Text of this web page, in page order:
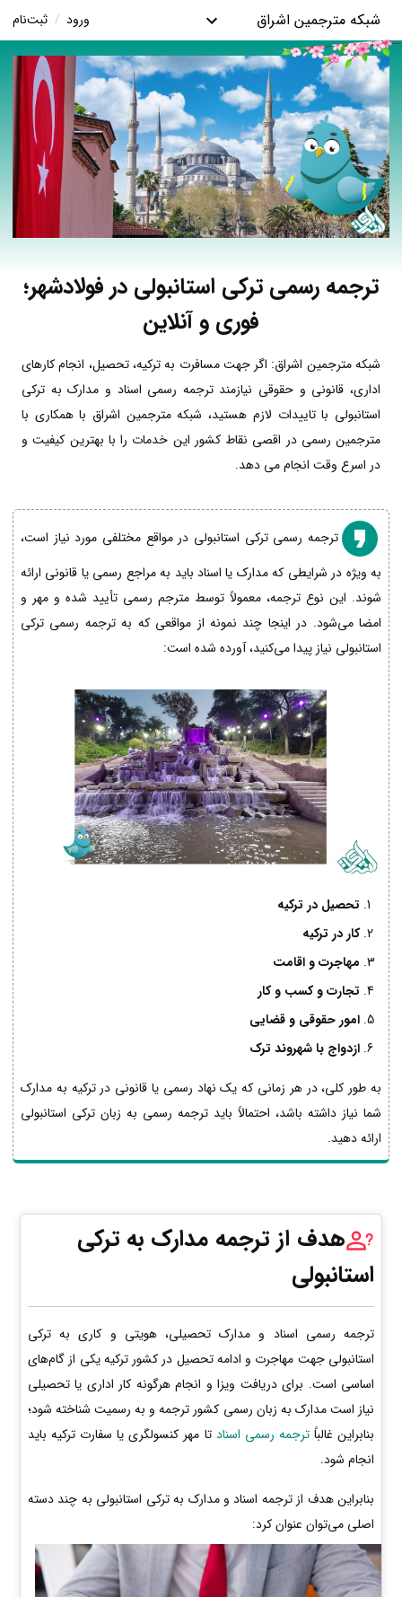
شبکه مترجمین اشراق ورود / ثبت‌نام
ترجمه رسمی ترکی استانبولی در فولادشهر؛
فوری و آنلاین
شبکه مترجمین اشراق: اگر جهت مسافرت به ترکیه، تحصیل، انجام کارهای
اداری، قانونی و حقوقی نیازمند ترجمه رسمی اسناد و مدارک به ترکی
استانبولی با تاییدات لازم هستید، شبکه مترجمین اشراق با همکاری با
مترجمین رسمی در اقصی نقاط کشور این خدمات را با بهترین کیفیت و
در اسرع وقت انجام می دهد.
ترجمه رسمی ترکی استانبولی در مواقع مختلفی مورد نیاز است،
به ویژه در شرایطی که مدارک یا اسناد باید به مراجع رسمی یا قانونی ارائه
شوند. این نوع ترجمه، معمولاً توسط مترجم رسمی تأیید شده و مهر و
امضا می‌شود. در اینجا چند نمونه از مواقعی که به ترجمه رسمی ترکی
استانبولی نیاز پیدا می‌کنید، آورده شده است:
تحصیل در ترکیه
کار در ترکیه
مهاجرت و اقامت
تجارت و کسب و کار
امور حقوقی و قضایی
ازدواج با شهروند ترک
به طور کلی، در هر زمانی که یک نهاد رسمی یا قانونی در ترکیه به مدارک
شما نیاز داشته باشد، احتمالاً باید ترجمه رسمی به زبان ترکی استانبولی
ارائه دهید.
هدف از ترجمه مدارک به ترکی
استانبولی
ترجمه رسمی اسناد و مدارک تحصیلی، هویتی و کاری به ترکی
استانبولی جهت مهاجرت و ادامه تحصیل در کشور ترکیه یکی از گام‌های
اساسی است. برای دریافت ویزا و انجام هرگونه کار اداری یا تحصیلی
نیاز است مدارک به زبان رسمی کشور ترجمه و به رسمیت شناخته شود؛
بنابراین غالباًترجمه رسمی اسناد تا مهر کنسولگری یا سفارت ترکیه باید
انجام شود.
بنابراین هدف از ترجمه اسناد و مدارک به ترکی استانبولی به چند دسته
اصلی می‌توان عنوان کرد: